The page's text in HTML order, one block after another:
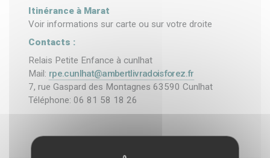
Itinérance à Marat
Voir informations sur carte ou sur votre droite
Contacts :
Relais Petite Enfance à cunlhat
Mail: rpe.cunlhat@ambertlivradoisforez.fr
7, rue Gaspard des Montagnes 63590 Cunlhat
Téléphone: 06 81 58 18 26